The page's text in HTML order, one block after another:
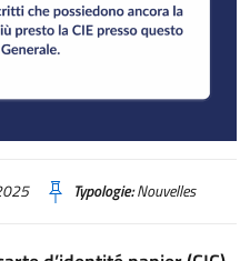
Typologie:Nouvelles